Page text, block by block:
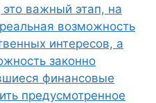
важный этап, на
возможность
интересов, а
законно
финансовые
предусмотренное